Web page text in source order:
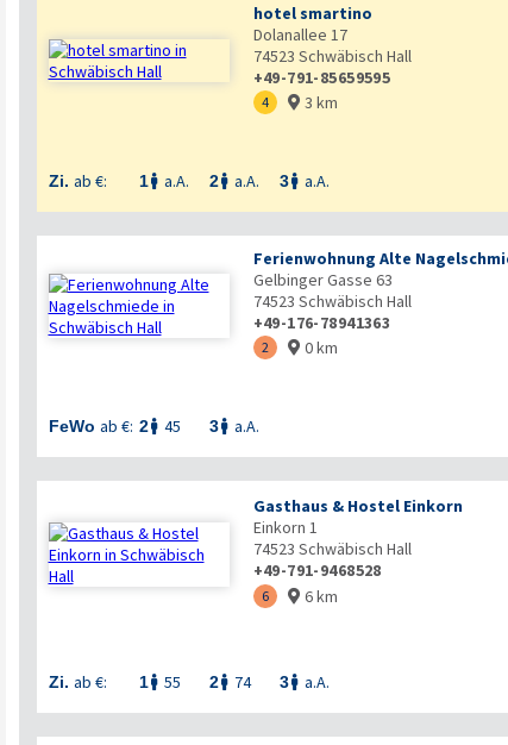
hotel smartino
Dolanallee 17
74523 Schwäbisch Hall
+49-791-85659595
4  3 km
Zi. ab €: 1 a.A. 2 a.A. 3 a.A.
Ferienwohnung Alte
Gelbinger Gasse 63
74523 Schwäbisch Hall
+49-176-78941363
2  0 km
FeWo ab €: 2 45 3 a.A.
Gasthaus & Hostel Einkorn
Einkorn 1
74523 Schwäbisch Hall
+49-791-9468528
6  6 km
Zi. ab €: 1 55 2 74 3 a.A.